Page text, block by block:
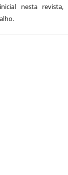
nesta